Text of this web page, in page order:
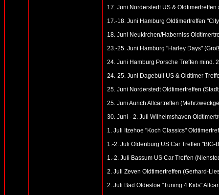
17. Juni Norderstedt US &
17.-18. Juni Hamburg Oldtimertreffen
18. Juni Neukirchen/Haberniss
23.-25. Juni Hamburg "Harley Days"
24. Juni Hamburg Porsche Treffen mind.
24.-25. Juni Dagebüll US & Oldtimer
25. Juni Norderstedt Oldtimertreffen
25. Juni Aurich Allcartreffen
30. Juni - 2. Juli Wilhelmshaven
1. Juli Itzehoe "Koch Classics"
1.-2. Juli Oldenburg US Car Treffen
1.-2. Juli Bassum US Car Treffen
2. Juli Zeven Oldtimertreffen (Gerhard-
2. Juli Bad Oldesloe "Tuning 4 Kids"